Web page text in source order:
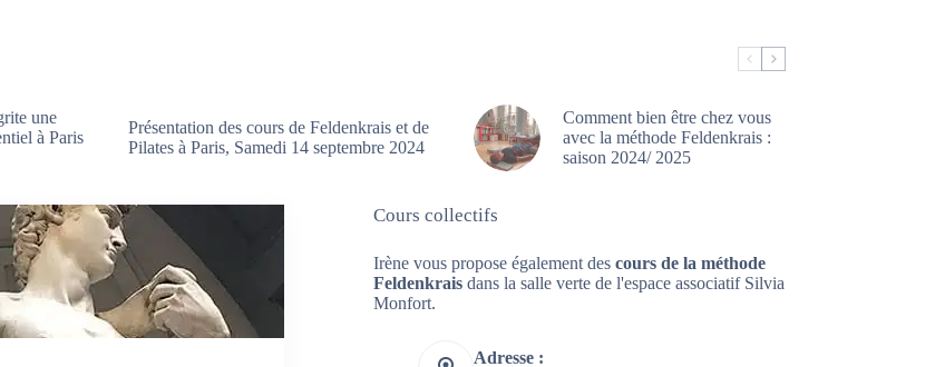
une
à Paris
Présentation des cours de Feldenkrais et de
Pilates à Paris, Samedi 14 septembre 2024
Comment bien être chez vous
avec la méthode Feldenkrais :
saison 2024/ 2025
Cours collectifs
Irène vous propose également des cours de la méthode
Feldenkraisdans la salle verte de l'espace associatif Silvia
Monfort.
Adresse :